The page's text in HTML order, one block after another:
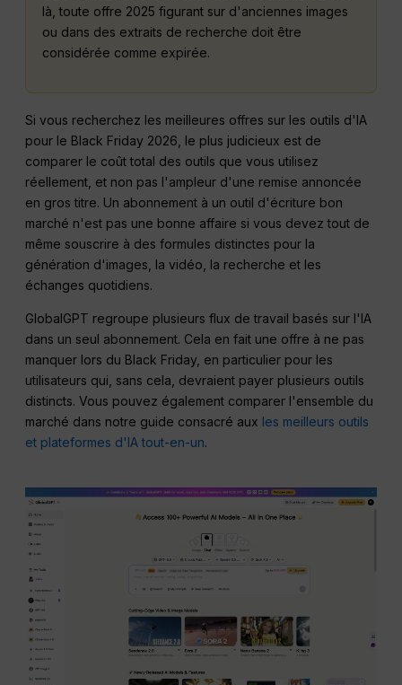
là, toute offre 2025 figurant sur d'anciennes images
ou dans des extraits de recherche doit être
considérée comme expirée.
Si vous recherchez les meilleures offres sur les outils d'IA
pour le Black Friday 2026, le plus judicieux est de
comparer le coût total des outils que vous utilisez
réellement, et non pas l'ampleur d'une remise annoncée
en gros titre. Un abonnement à un outil d'écriture bon
marché n'est pas une bonne affaire si vous devez tout de
même souscrire à des formules distinctes pour la
génération d'images, la vidéo, la recherche et les
échanges quotidiens.
GlobalGPT regroupe plusieurs flux de travail basés sur l'IA
dans un seul abonnement. Cela en fait une offre à ne pas
manquer lors du Black Friday, en particulier pour les
utilisateurs qui, sans cela, devraient payer plusieurs outils
distincts. Vous pouvez également comparer l'ensemble du
marché dans notre guide consacré aux les meilleurs outils
et plateformes d'IA tout-en-un.